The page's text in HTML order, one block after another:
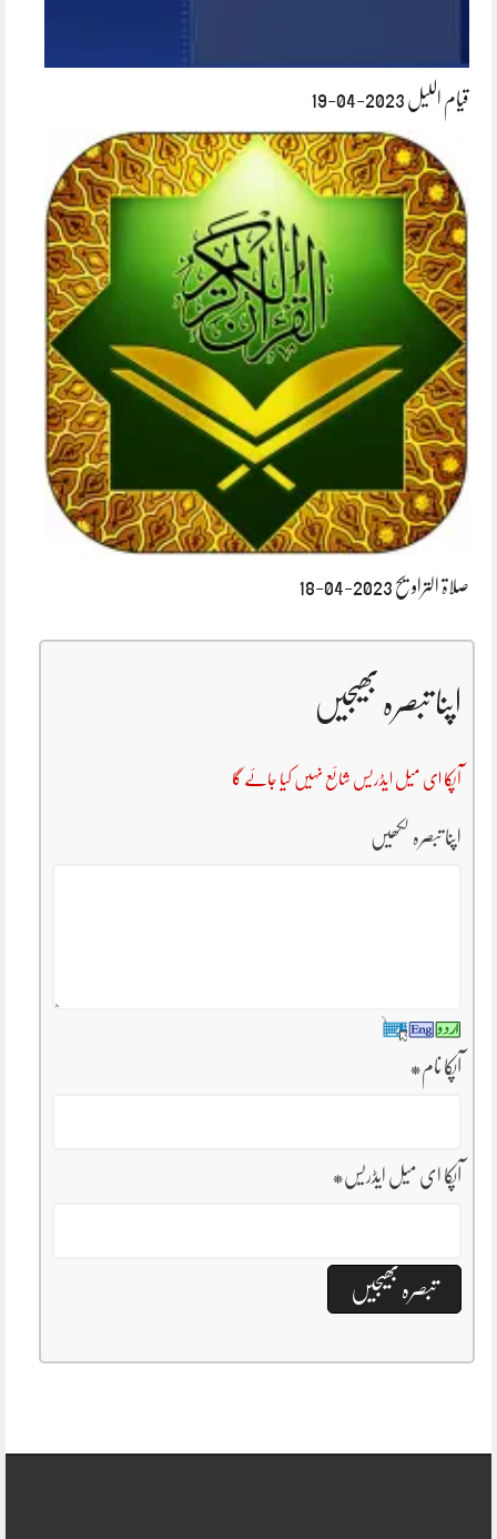
قیام اللیل 2023-04-19
صلاۃ التراویح 2023-04-18
اپنا تبصرہ بھیجیں
آپکا ای میل ایڈریس شائع نہیں کیا جائے گا
اپنا تبصرہ لکھیں
آپکا نام*
آپکا ای میل ایڈریس*